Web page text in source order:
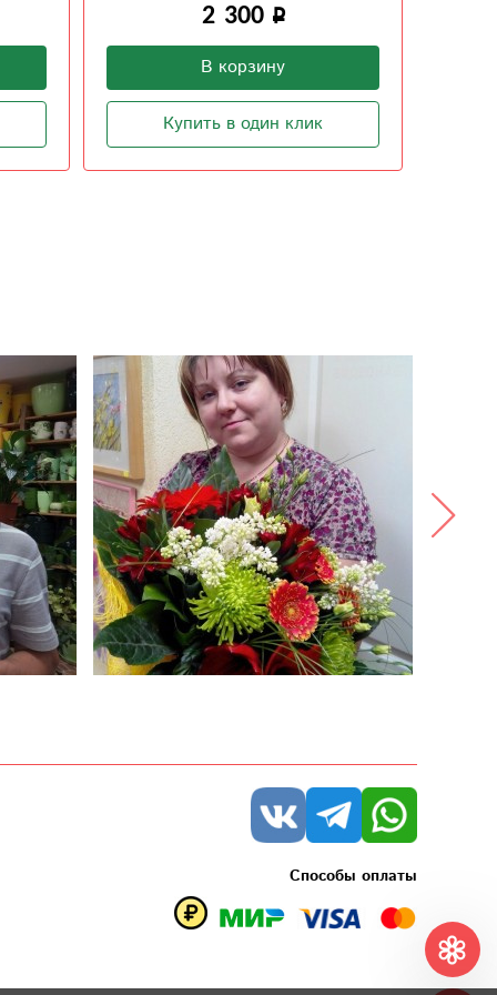
1 500
В корзину
Купить в один клик
Способы оплаты